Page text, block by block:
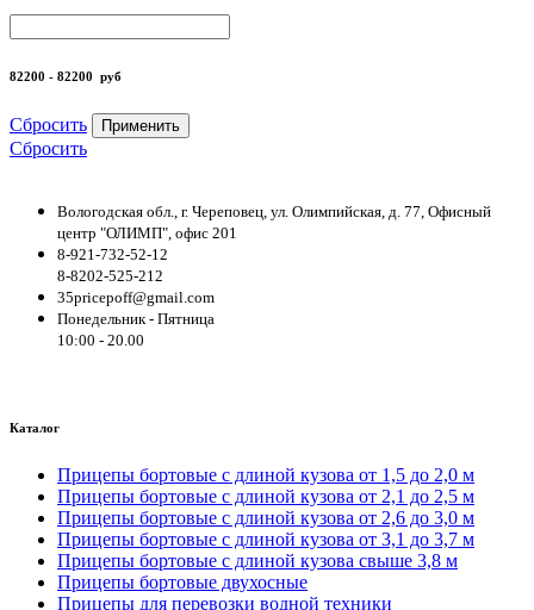
82200 - 82200 руб
Сбросить Применить
Сбросить
Вологодская обл., г. Череповец, ул. Олимпийская, д. 77, Офисный
центр "ОЛИМП", офис 201
8-921-732-52-12
8-8202-525-212
35pricepoff@gmail.com
Понедельник - Пятница
10:00 - 20.00
Каталог
Прицепы бортовые с длиной кузова от 1,5 до 2,0 м
Прицепы бортовые с длиной кузова от 2,1 до 2,5 м
Прицепы бортовые с длиной кузова от 2,6 до 3,0 м
Прицепы бортовые с длиной кузова от 3,1 до 3,7 м
Прицепы бортовые с длиной кузова свыше 3,8 м
Прицепы бортовые двухосные
Прицепы для перевозки водной техники